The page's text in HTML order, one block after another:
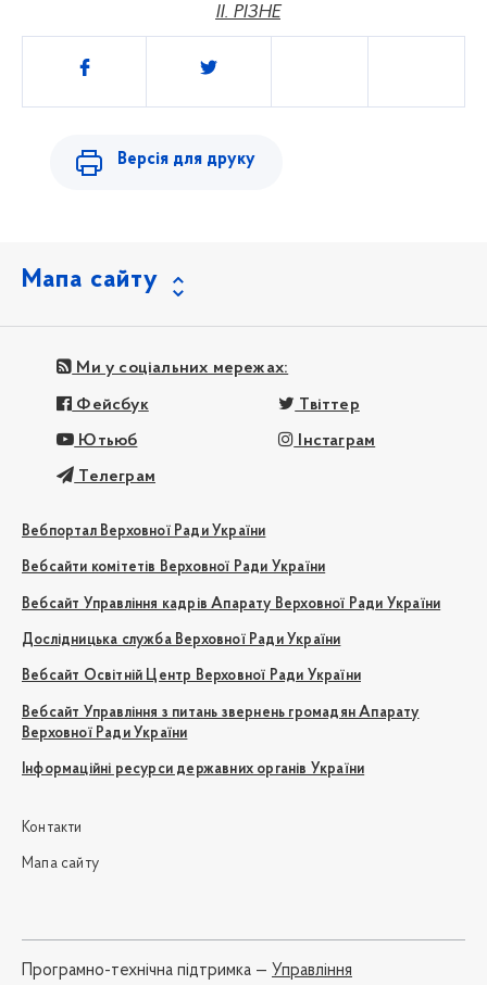
II. РІЗНЕ
Поділитись
Версія для друку
Мапа сайту
Ми у соціальних мережах:
Фейсбук Твіттер
Ютьюб Інстаграм
Телеграм
Вебпортал Верховної Ради України
Вебсайти комітетів Верховної Ради України
Вебсайт Управління кадрів Апарату Верховної Ради України
Дослідницька служба Верховної Ради України
Вебсайт Освітній Центр Верховної Ради України
Вебсайт Управління з питань звернень громадян Апарату
Верховної Ради України
Інформаційні ресурси державних органів України
Контакти
Мапа сайту
Програмно-технічна підтримка — Управління